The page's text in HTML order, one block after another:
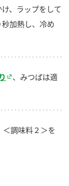
、ラップをして
加熱し、冷め
、みつばは適
＜調味料２＞を